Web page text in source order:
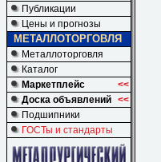
Публикации
Цены и прогнозы
МЕТАЛЛОТОРГОВЛЯ
Металлоторговля
Каталог
Маркетплейс
<<
Доска объявлений <<
Подшипники
ГОСТы и стандарты